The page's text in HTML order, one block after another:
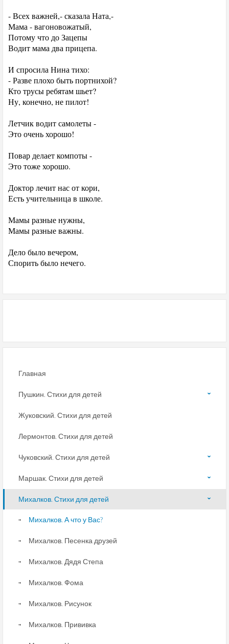
- Всех важней,- сказала Ната,-
Мама - вагоновожатый,
Потому что до Зацепы
Водит мама два прицепа.
И спросила Нина тихо:
- Разве плохо быть портнихой?
Кто трусы ребятам шьет?
Ну, конечно, не пилот!
Летчик водит самолеты -
Это очень хорошо!
Повар делает компоты -
Это тоже хорошо.
Доктор лечит нас от кори,
Есть учительница в школе.
Мамы разные нужны,
Мамы разные важны.
Дело было вечером,
Спорить было нечего.
Главная
Пушкин. Стихи для детей
Жуковский. Стихи для детей
Лермонтов. Стихи для детей
Чуковский. Стихи для детей
Маршак. Стихи для детей
Михалков. Стихи для детей
Михалков. А что у Вас?
Михалков. Песенка друзей
Михалков. Дядя Степа
Михалков. Фома
Михалков. Рисунок
Михалков. Прививка